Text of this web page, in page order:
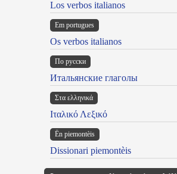
Los verbos italianos
Em portugues
Os verbos italianos
По русски
Итальянские глаголы
Στα ελληνικά
Ιταλικό Λεξικό
Ën piemontèis
Dissionari piemontèis